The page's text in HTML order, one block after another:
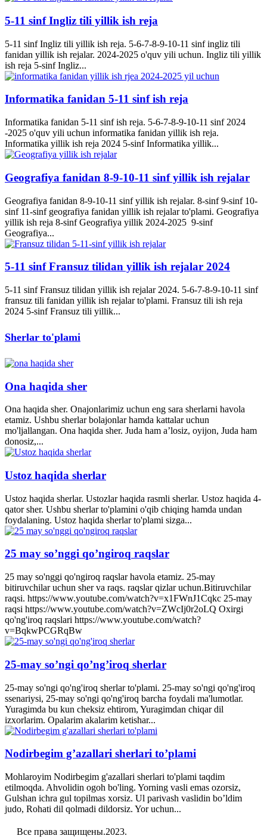
5-11 sinf Ingliz tili yillik ish reja
5-11 sinf Ingliz tili yillik ish reja. 5-6-7-8-9-10-11 sinf ingliz tili
fanidan yillik ish rejalar. 2024-2025 o'quv yili uchun. Ingliz tili yillik
ish reja 5-sinf Ingliz...
Informatika fanidan 5-11 sinf ish reja
Informatika fanidan 5-11 sinf ish reja. 5-6-7-8-9-10-11 sinf 2024
-2025 o'quv yili uchun informatika fanidan yillik ish reja.
Informatika yillik ish reja 2024 5-sinf Informatika yillik...
Geografiya fanidan 8-9-10-11 sinf yillik ish rejalar
Geografiya fanidan 8-9-10-11 sinf yillik ish rejalar. 8-sinf 9-sinf 10-
sinf 11-sinf geografiya fanidan yillik ish rejalar to'plami. Geografiya
yillik ish reja 8-sinf Geografiya yillik 2024-2025 9-sinf
Geografiya...
5-11 sinf Fransuz tilidan yillik ish rejalar 2024
5-11 sinf Fransuz tilidan yillik ish rejalar 2024. 5-6-7-8-9-10-11 sinf
fransuz tili fanidan yillik ish rejalar to'plami. Fransuz tili ish reja
2024 5-sinf Fransuz tili yillik...
Sherlar to'plami
Ona haqida sher
Ona haqida sher. Onajonlarimiz uchun eng sara sherlarni havola
etamiz. Ushbu sherlar bolajonlar hamda kattalar uchun
mo'ljallangan. Ona haqida sher. Juda ham a’losiz, oyijon, Juda ham
donosiz,...
Ustoz haqida sherlar
Ustoz haqida sherlar. Ustozlar haqida rasmli sherlar. Ustoz haqida 4-
qator sher. Ushbu sherlar to'plamini o'qib chiqing hamda undan
foydalaning. Ustoz haqida sherlar to'plami sizga...
25 may so’nggi qo’ngiroq raqslar
25 may so'nggi qo'ngiroq raqslar havola etamiz. 25-may
bitiruvchilar uchun sher va raqs. raqslar qizlar uchun.Bitiruvchilar
raqsi. https://www.youtube.com/watch?v=x1FWnJ1Cqkc 25-may
raqsi https://www.youtube.com/watch?v=ZWcIj0r2oLQ Oxirgi
qo'ng'iroq raqslari https://www.youtube.com/watch?
v=BqkwPCGRqBw
25-may so’ngi qo’ng’iroq sherlar
25-may so'ngi qo'ng'iroq sherlar to'plami. 25-may so'ngi qo'ng'iroq
ssenariysi, 25-may so'ngi qo'ng'iroq barcha foydali ma'lumotlar.
Yuragimda bu kun cheksiz ehtirom, Yuragimdan chiqar dil
izxorlarim. Opalarim akalarim ketishar...
Nodirbegim g’azallari sherlari to’plami
Mohlaroyim Nodirbegim g'azallari sherlari to'plami taqdim
etilmoqda. Ahvolidin ogoh bo'ling. Yorning vasli emas ozorsiz,
Gulshan ichra gul topilmas xorsiz. Ul parivash vaslidin bo’ldim
judo, Rohati dil qolmadi dildorsiz. Yor uchun...
Все права защищены.2023.